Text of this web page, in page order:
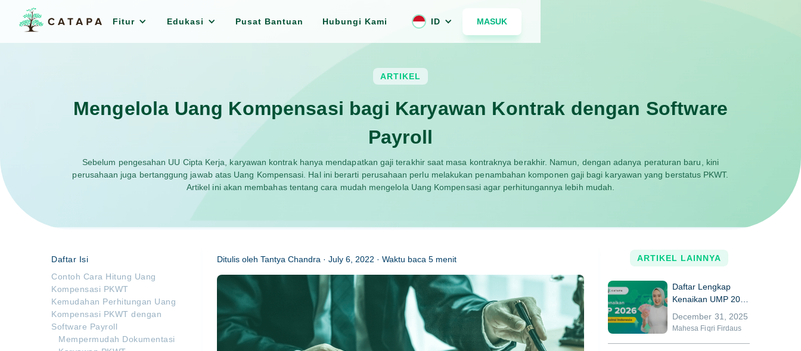
Fitur Edukasi Pusat Bantuan Hubungi Kami ID MASUK
ARTIKEL
Mengelola Uang Kompensasi bagi Karyawan Kontrak dengan Software
Payroll
Sebelum pengesahan UU Cipta Kerja, karyawan kontrak hanya mendapatkan gaji terakhir saat masa kontraknya berakhir. Namun, dengan adanya peraturan baru, kini
perusahaan juga bertanggung jawab atas Uang Kompensasi. Hal ini berarti perusahaan perlu melakukan penambahan komponen gaji bagi karyawan yang berstatus PKWT.
Artikel ini akan membahas tentang cara mudah mengelola Uang Kompensasi agar perhitungannya lebih mudah.
Daftar Isi
Contoh Cara Hitung Uang
Kompensasi PKWT
Kemudahan Perhitungan Uang
Kompensasi PKWT dengan
Software Payroll
Mempermudah Dokumentasi
Ditulis oleh Tantya Chandra · July 6, 2022 · Waktu baca 5 menit ARTIKEL LAINNYA
Daftar Lengkap
Kenaikan UMP 2026
di 38 Provinsi
Indonesia
December 31, 2025
Mahesa Fiqri Firdaus